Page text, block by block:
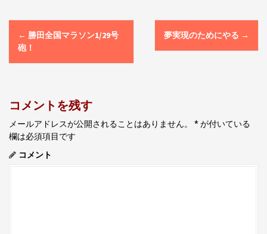
s
a
v
i
g
← 勝田全国マラソン1/29号
砲！
夢実現のためにやる →
コメントを残す
メールアドレスが公開されることはありません。 *が付いている
欄は必須項目です
コメント